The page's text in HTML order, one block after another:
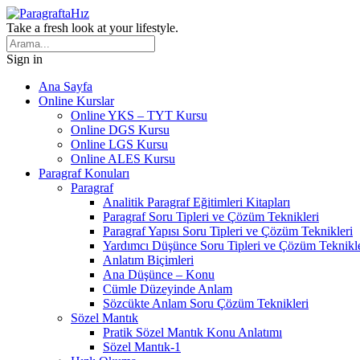
Take a fresh look at your lifestyle.
Sign in
Ana Sayfa
Online Kurslar
Online YKS – TYT Kursu
Online DGS Kursu
Online LGS Kursu
Online ALES Kursu
Paragraf Konuları
Paragraf
Analitik Paragraf Eğitimleri Kitapları
Paragraf Soru Tipleri ve Çözüm Teknikleri
Paragraf Yapısı Soru Tipleri ve Çözüm Teknikleri
Yardımcı Düşünce Soru Tipleri ve Çözüm
Anlatım Biçimleri
Ana Düşünce – Konu
Cümle Düzeyinde Anlam
Sözcükte Anlam Soru Çözüm Teknikleri
Sözel Mantık
Pratik Sözel Mantık Konu Anlatımı
Sözel Mantık-1